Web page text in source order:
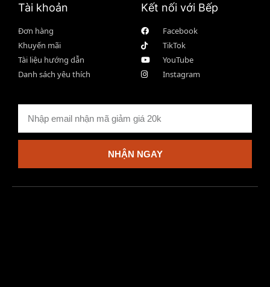
Tài khoản
Đơn hàng
Khuyến mãi
Tài liệu hướng dẫn
Danh sách yêu thích
Kết nối với Bếp
Facebook
TikTok
YouTube
Instagram
NHẬN NGAY